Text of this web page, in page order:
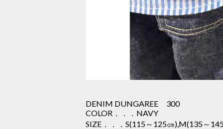
DENIM DUNGAREE 300
COLOR．．．NAVY
SIZE．．．S(115～125㎝),M(135～